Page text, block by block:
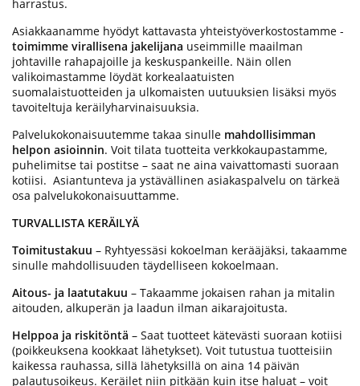
harrastus.
Asiakkaanamme hyödyt kattavasta yhteistyöverkostostamme -
toimimme virallisena jakelijana useimmille maailman
johtaville rahapajoille ja keskuspankeille. Näin ollen
valikoimastamme löydät korkealaatuisten
suomalaistuotteiden ja ulkomaisten uutuuksien lisäksi myös
tavoiteltuja keräilyharvinaisuuksia.
Palvelukokonaisuutemme takaa sinulle mahdollisimman
helpon asioinnin. Voit tilata tuotteita verkkokaupastamme,
puhelimitse tai postitse – saat ne aina vaivattomasti suoraan
kotiisi. Asiantunteva ja ystävällinen asiakaspalvelu on tärkeä
osa palvelukokonaisuuttamme.
TURVALLISTA KERÄILYÄ
Toimitustakuu – Ryhtyessäsi kokoelman kerääjäksi, takaamme
sinulle mahdollisuuden täydelliseen kokoelmaan.
Aitous- ja laatutakuu – Takaamme jokaisen rahan ja mitalin
aitouden, alkuperän ja laadun ilman aikarajoitusta.
Helppoa ja riskitöntä – Saat tuotteet kätevästi suoraan kotiisi
(poikkeuksena kookkaat lähetykset). Voit tutustua tuotteisiin
kaikessa rauhassa, sillä lähetyksillä on aina 14 päivän
palautusoikeus. Keräilet niin pitkään kuin itse haluat – voit